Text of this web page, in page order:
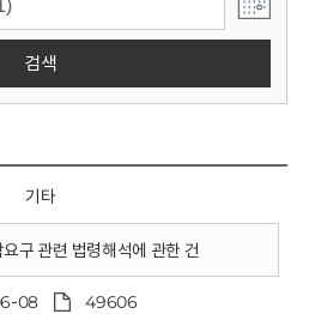
검색
기타
구 관련 법령해석에 관한 건
08 49606